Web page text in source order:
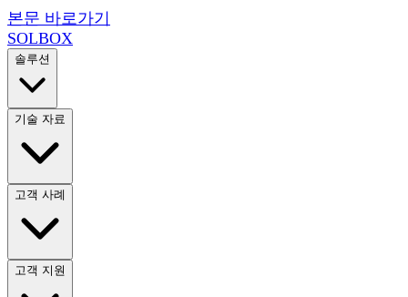
본문 바로가기
SOLBOX
솔루션
기술 자료
고객 사례
고객 지원